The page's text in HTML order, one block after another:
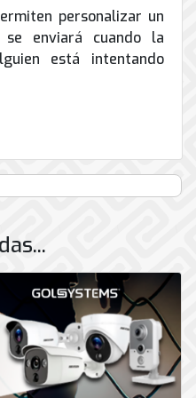
personalizar un
enviará cuando la
está intentando